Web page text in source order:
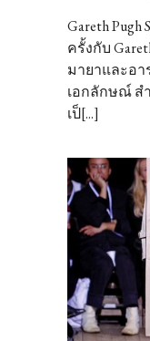
Gareth Pugh
ครั้งกับ
มายาและอ
เอกลักษณ์ ส
เป็[...]